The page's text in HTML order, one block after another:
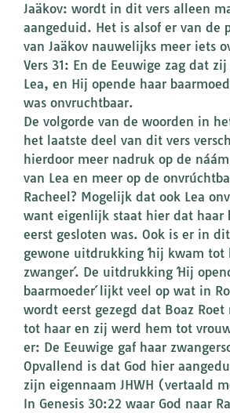
Jaäkov: wordt in dit vers alleen
aangeduid. Het is alsof er van de
van Jaäkov nauwelijks meer iets
Vers 31: En de Eeuwige zag dat
Lea, en Hij opende haar
was onvruchtbaar.
De volgorde van de woorden in
het laatste deel van dit vers
hierdoor meer nadruk op de
van Lea en meer op de
Racheel? Mogelijk dat ook Lea
want eigenlijk staat hier dat haar
eerst gesloten was. Ook is er in
gewone uitdrukking ´hij kwam tot
zwanger´. De uitdrukking ´Hij
baarmoeder´ lijkt veel op wat in
wordt eerst gezegd dat Boaz
tot haar en zij werd hem tot
er: De Eeuwige gaf haar
Opvallend is dat God hier
zijn eigennaam JHWH (vertaald
In Genesis 30:22 waar God naar